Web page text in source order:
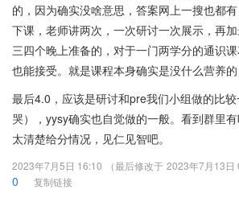
的，因为确实没啥意思，答案网上一搜也都
下课，老师讲两次，一次研讨一次展示，再
三四个晚上准备的，对于一门两学分的通识
也能接受。就是课程本身确实是没什么营养的
最后4.0，应该是研讨和pre我们小组做的比
哭），yysy确实也自觉做的一般。看到群里
太清楚给分情况，见仁见智吧。
2023年7月5日 16:10 （最后修改于 2023年7月13日
0
复制链接